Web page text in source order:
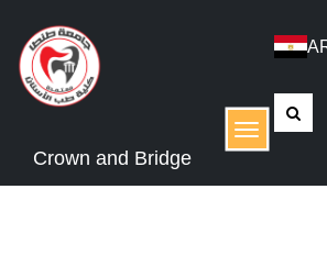
Menu
Crown and Bridge